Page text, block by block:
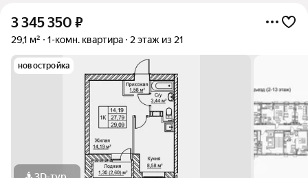
3 345 350 ₽
29,1 м² 1-комн. квартира 2 этаж из 21
новостройка